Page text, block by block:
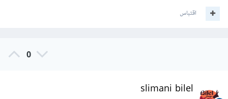
اقتباس
0
slimani bilel